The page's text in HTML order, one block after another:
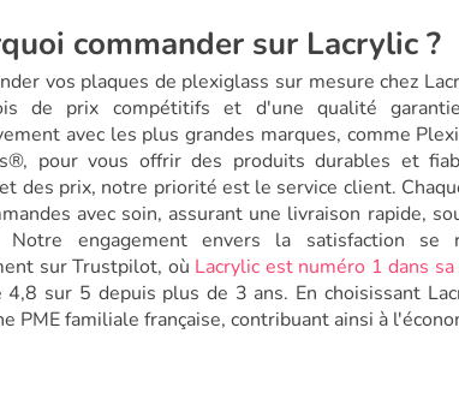
commander sur Lacrylic ?
vos plaques de plexiglass sur mesure chez
de prix compétitifs et d'une qualité
avec les plus grandes marques, comme
pour vous offrir des produits durables et
des prix, notre priorité est le service client.
avec soin, assurant une livraison rapide,
Notre engagement envers la satisfaction se
sur Trustpilot, où Lacrylic est numéro 1 dans
4,8 sur 5 depuis plus de 3 ans. En choisissant
PME familiale française, contribuant ainsi à